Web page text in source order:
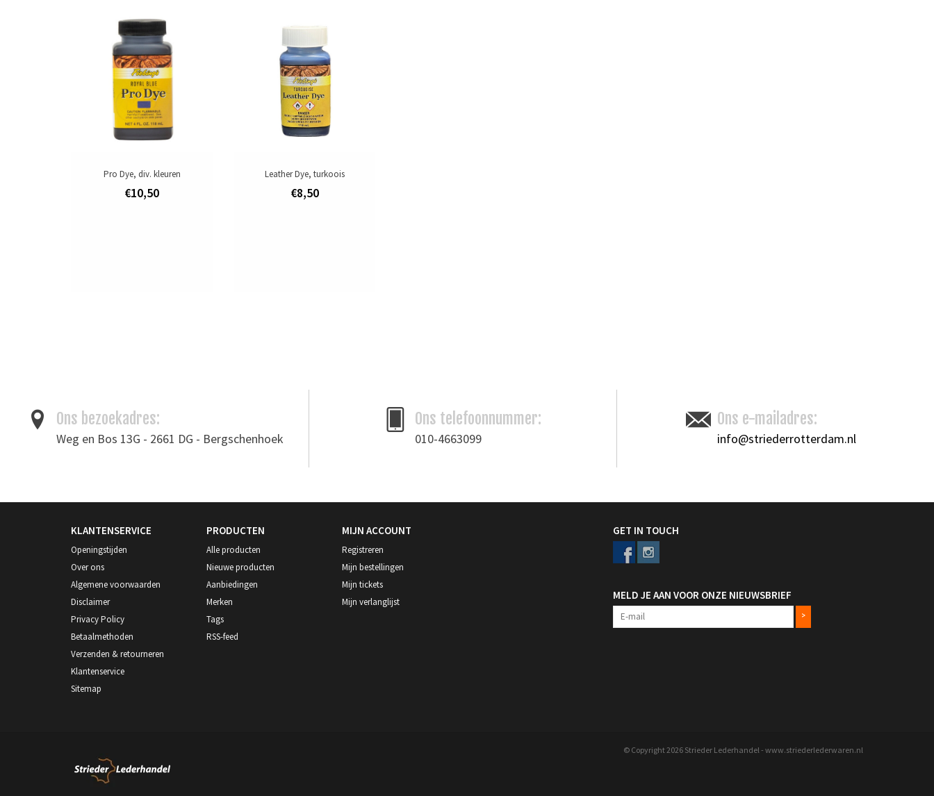
Pro Dye, div. kleuren
€10,50
Leather Dye, turkoois
€8,50
Ons bezoekadres:
Weg en Bos 13G - 2661 DG - Bergschenhoek
Ons telefoonnummer:
010-4663099
Ons e-mailadres:
info@striederrotterdam.nl
KLANTENSERVICE
Openingstijden
Over ons
Algemene voorwaarden
Disclaimer
Privacy Policy
Betaalmethoden
Verzenden & retourneren
Klantenservice
Sitemap
PRODUCTEN
Alle producten
Nieuwe producten
Aanbiedingen
Merken
Tags
RSS-feed
MIJN ACCOUNT
Registreren
Mijn bestellingen
Mijn tickets
Mijn verlanglijst
GET IN TOUCH
MELD JE AAN VOOR ONZE NIEUWSBRIEF
>
© Copyright 2026 Strieder Lederhandel - www.striederlederwaren.nl